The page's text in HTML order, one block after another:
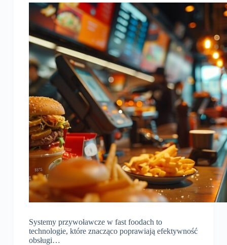
Systemy przywoławcze w fast foodach to
technologie, które znacząco poprawiają efektywność
obsługi…